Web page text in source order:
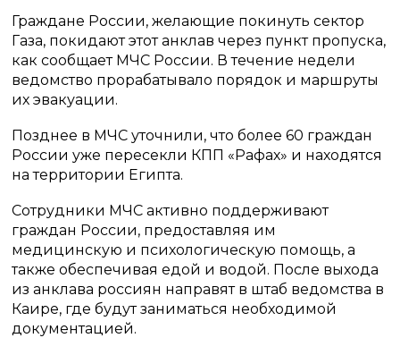
Граждане России, желающие покинуть сектор
Газа, покидают этот анклав через пункт пропуска,
как сообщает МЧС России. В течение недели
ведомство прорабатывало порядок и маршруты
их эвакуации.
Позднее в МЧС уточнили, что более 60 граждан
России уже пересекли КПП «Рафах» и находятся
на территории Египта.
Сотрудники МЧС активно поддерживают
граждан России, предоставляя им
медицинскую и психологическую помощь, а
также обеспечивая едой и водой. После выхода
из анклава россиян направят в штаб ведомства в
Каире, где будут заниматься необходимой
документацией.